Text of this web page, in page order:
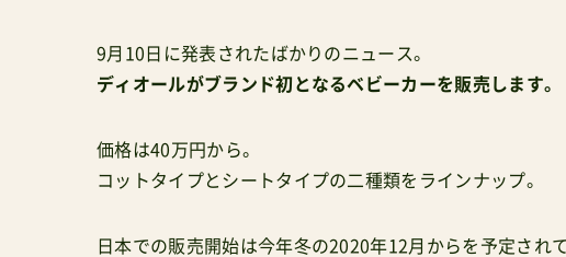
9月10日に発表されたばかりのニュース。
ディオールがブランド初となるベビーカーを販売します。
価格は40万円から。
コットタイプとシートタイプの二種類をラインナップ。
日本での販売開始は今年冬の2020年12月からを予定されて